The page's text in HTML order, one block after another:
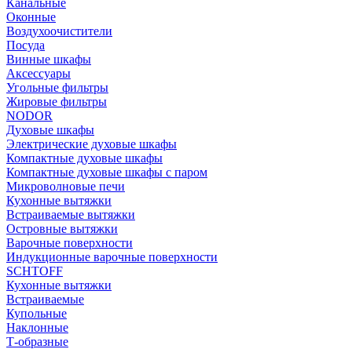
Канальные
Оконные
Воздухоочистители
Посуда
Винные шкафы
Аксессуары
Угольные фильтры
Жировые фильтры
NODOR
Духовые шкафы
Электрические духовые шкафы
Компактные духовые шкафы
Компактные духовые шкафы с паром
Микроволновые печи
Кухонные вытяжки
Встраиваемые вытяжки
Островные вытяжки
Варочные поверхности
Индукционные варочные поверхности
SCHTOFF
Кухонные вытяжки
Встраиваемые
Купольные
Наклонные
Т-образные